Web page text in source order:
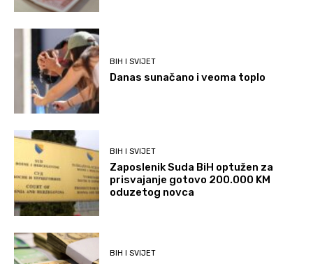
BIH I SVIJET
Danas sunačano i veoma toplo
BIH I SVIJET
Zaposlenik Suda BiH optužen za
prisvajanje gotovo 200.000 KM
oduzetog novca
BIH I SVIJET